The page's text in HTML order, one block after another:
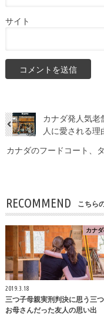
サイト
カナダ発人気
人に愛される理
カナダのフードコート、
RECOMMEND こちら
カナ
2019.3.18
三つ子母親実刑判決に思う三
お母さんだった友人の思い出